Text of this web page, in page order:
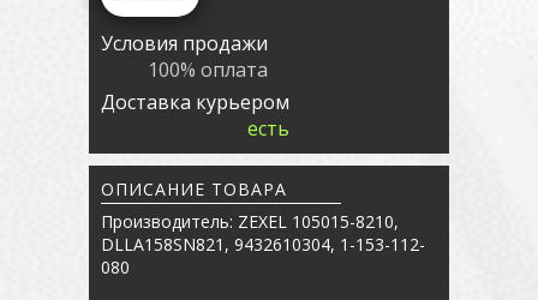
Условия продажи
100% оплата
Доставка курьером
есть
ОПИСАНИЕ ТОВАРА
Производитель: ZEXEL 105015-8210,
DLLA158SN821, 9432610304, 1-153-112-
080